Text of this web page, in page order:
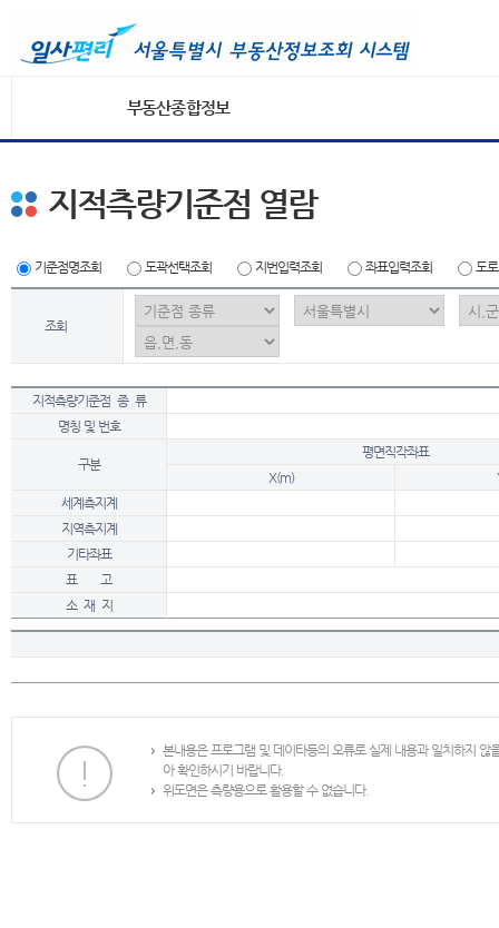
부동산종합정보
지적측량기준점 열람
기준점명조회 도곽선택조회 지번입력조회 좌표입력조회 도
조회
지적측량기준점 종 류
명칭 및 번호
구분
평면직각좌표
X(m)
세계측지계
지역측지계
기타좌표
표 고
소 재 지
본내용은 프로그램 및 데이타등의 오류로 실제 내용과 일치하지
아 확인하시기 바랍니다.
위도면은 측량용으로 활용할 수 없습니다.